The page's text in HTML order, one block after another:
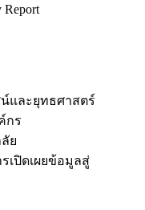
Report
และยุทธศาสตร์
กร
ย
รเปิดเผยข้อมูลสู่